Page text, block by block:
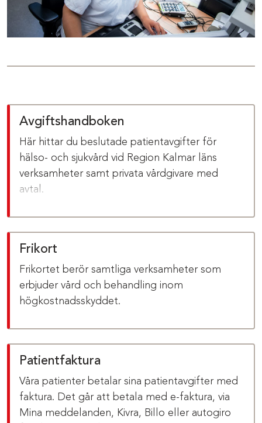
Avgiftshandboken
Här hittar du beslutade patientavgifter för
hälso- och sjukvård vid Region Kalmar läns
verksamheter samt privata vårdgivare med
avtal.
Frikort
Frikortet berör samtliga verksamheter som
erbjuder vård och behandling inom
högkostnadsskyddet.
Patientfaktura
Våra patienter betalar sina patientavgifter med
faktura. Det går att betala med e-faktura, via
Mina meddelanden, Kivra, Billo eller autogiro